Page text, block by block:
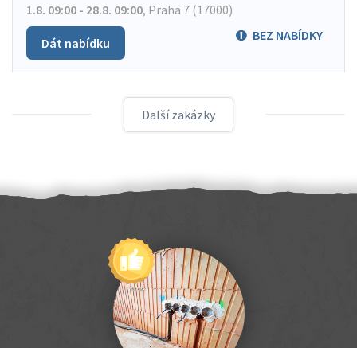
1.8. 09:00 - 28.8. 09:00, Praha 7 (17000)
BEZ NABÍDKY
Dát nabídku
Další zakázky